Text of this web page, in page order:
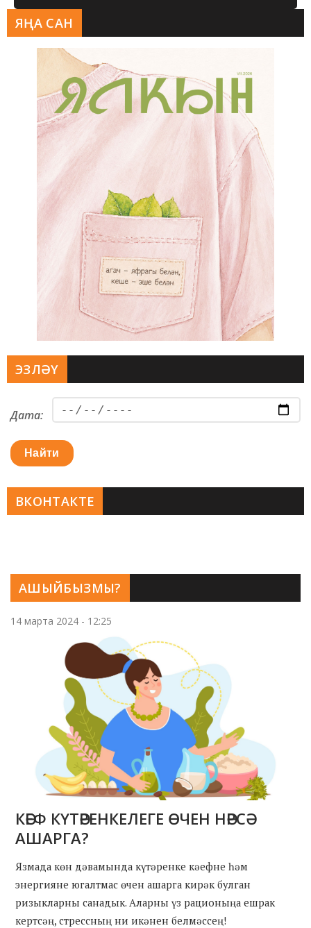
АШЫЙБЫЗМЫ?
14 марта 2024 - 12:25
КӘЕФ КҮТӘРЕНКЕЛЕГЕ ӨЧЕН НӘРСӘ
АШАРГА?
Язмада көн дәвамында күтәренке кәефне һәм
энергияне югалтмас өчен ашарга кирәк булган
ризыкларны санадык. Аларны үз рационыңа ешрак
кертсәң, стрессның ни икәнен белмәссең!
ЯҢА САН
ЭЗЛӘҮ
Дата:
Найти
ВКОНТАКТЕ